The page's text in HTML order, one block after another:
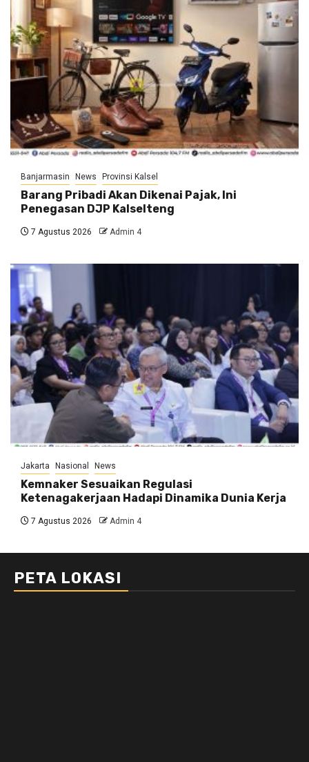
Banjarmasin News Provinsi Kalsel
Barang Pribadi Akan Dikenai Pajak, Ini
Penegasan DJP Kalselteng
7 Agustus 2026 Admin 4
Jakarta Nasional News
Kemnaker Sesuaikan Regulasi
Ketenagakerjaan Hadapi Dinamika Dunia Kerja
7 Agustus 2026 Admin 4
PETA LOKASI